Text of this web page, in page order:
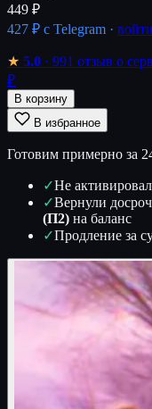
449 ₽
427 ₽ с Telegram · войти
★ 5.0 · 991 отзыв о
₽
В корзину
В избранное
Готовим примерно за
✓Не
✓Вернули
(П2) на баланс
✓Продление за